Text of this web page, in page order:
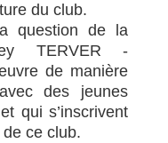
du club.
question de la
TERVER -
de manière
des jeunes
qui s’inscrivent
ce club.